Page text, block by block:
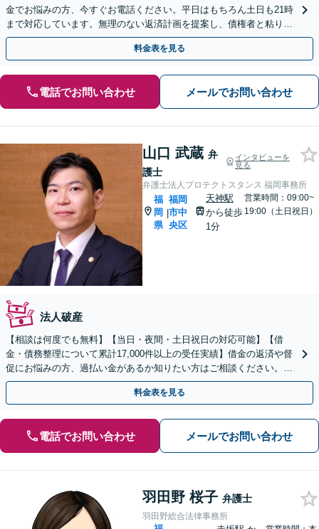
金でお悩みの方、今すぐお電話ください。平日はもちろん土日も21時
まで対応しています。無理のない返済計画を提案し、債権者と粘り強
く交渉いたします。
料金表を見る
電話でお問い合わせ メールでお問い合わせ
山口 武蔵 弁
護士
インタビューを
見る
弁護士法人プロテクトスタンス 福岡事務所
福
岡
県
|
福岡
市中
央区
天神駅
から徒歩
1分
営業時間：09:00~
19:00（土日祝日）
法人破産
【相談は何度でも無料】【当日・夜間・土日祝日の対応可能】【借
金・債務整理について累計17,000件以上の受任実績】借金の返済や督
促にお悩みの方、過払い金があるか知りたい方はご相談ください。ベ
ストな解決策を提案いたします。
料金表を見る
電話でお問い合わせ メールでお問い合わせ
羽田野 桜子 弁護士
羽田野総合法律事務所